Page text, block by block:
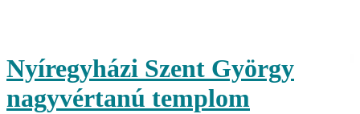
Nyíregyházi Szent György
nagyvértanú templom